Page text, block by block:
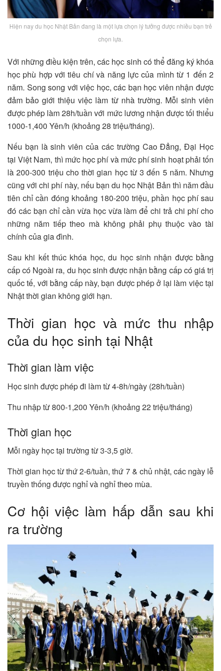
Hiện nay du học Nhật Bản đang là một lựa chọn lý tưởng được nhiều bạn trẻ
chọn lựa.
Với những điều kiện trên, các học sinh có thể đăng ký khóa
học phù hợp với tiêu chí và năng lực của mình từ 1 đến 2
năm. Song song với việc học, các bạn học viên nhận được
đảm bảo giới thiệu việc làm từ nhà trường. Mỗi sinh viên
được phép làm 28h/tuần với mức lương nhận được tối thiểu
1000-1,400 Yên/h (khoảng 28 triệu/tháng).
Nếu bạn là sinh viên của các trường Cao Đẳng, Đại Học
tại Việt Nam, thì mức học phí và mức phí sinh hoạt phải tốn
là 200-300 triệu cho thời gian học từ 3 đến 5 năm. Nhưng
cũng với chi phí này, nếu bạn du học Nhật Bản thì năm đầu
tiên chỉ cần đóng khoảng 180-200 triệu, phần học phí sau
đó các bạn chỉ cần vừa học vừa làm để chi trả chi phí cho
những năm tiếp theo mà không phải phụ thuộc vào tài
chính của gia đình.
Sau khi kết thúc khóa học, du học sinh nhận được bằng
cấp có Ngoài ra, du học sinh được nhận bằng cấp có giá trị
quốc tế, với bằng cấp này, bạn được phép ở lại làm việc tại
Nhật thời gian không giới hạn.
Thời gian học và mức thu nhập
của du học sinh tại Nhật
Thời gian làm việc
Học sinh được phép đi làm từ 4-8h/ngày (28h/tuần)
Thu nhập từ 800-1,200 Yên/h (khoảng 22 triệu/tháng)
Thời gian học
Mỗi ngày học tại trường từ 3-3,5 giờ.
Thời gian học từ thứ 2-6/tuần, thứ 7 & chủ nhật, các ngày lễ
truyền thống được nghỉ và nghỉ theo mùa.
Cơ hội việc làm hấp dẫn sau khi
ra trường